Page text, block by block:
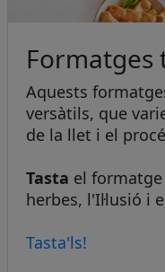
Formatges
Aquests
versàtils, que
de la llet i el
Tasta el
herbes, l'Il·lusió i
Tasta'ls!